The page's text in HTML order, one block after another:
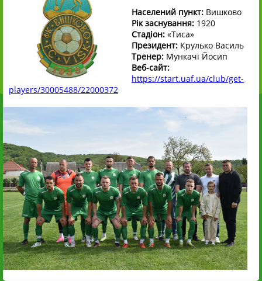
Населений пункт: Вишково
Рік заснування: 1920
Стадіон: «Тиса»
Президент: Крулько Василь
Тренер: Мункачі Йосип
Веб-сайт:
https://start.uaf.ua/club/get-
players/30005488/22000372